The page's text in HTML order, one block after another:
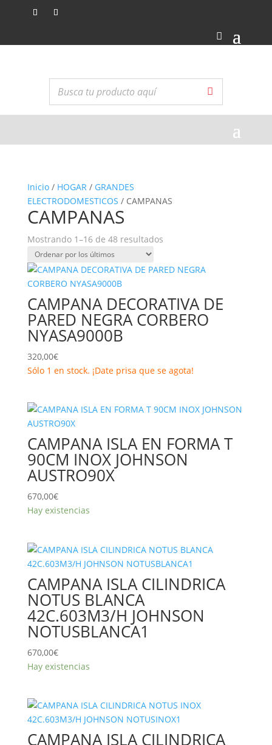
Inicio/ HOGAR/ GRANDES
ELECTRODOMESTICOS / CAMPANAS
CAMPANAS
Mostrando 1–16 de 48 resultadosOrdenado
los
CAMPANA DECORATIVA DE
PARED NEGRA CORBERO
NYASA9000B
320,00€
Sólo 1 en stock. ¡Date prisa que se agota!
CAMPANA ISLA EN FORMA T
90CM INOX JOHNSON
AUSTRO90X
670,00€
Hay existencias
CAMPANA ISLA CILINDRICA
NOTUS BLANCA
42C.603M3/H JOHNSON
NOTUSBLANCA1
670,00€
Hay existencias
CAMPANA ISLA CILINDRICA